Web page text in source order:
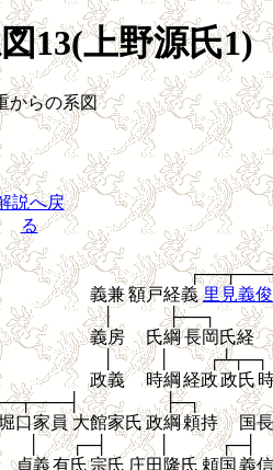
13(上野源氏1)
からの系図
説へ戻
る
義兼額戸経義 里見義俊
│
├──┐
義房
氏綱長岡氏経
┌┴┬─┐
政義
時綱 経政政氏
├─┐
口家員 大館家氏政綱頼持
国長
┌─┤
┌─┤
貞義有氏宗氏 庄田隆氏 頼国 義信